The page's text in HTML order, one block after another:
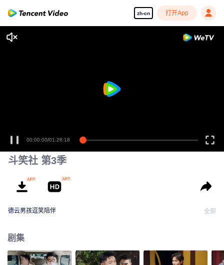
zh-cn 打开App
00:00:00/01:26:18
斗笑社 第3季
德云男孩逗笑陪伴 全部
剧集